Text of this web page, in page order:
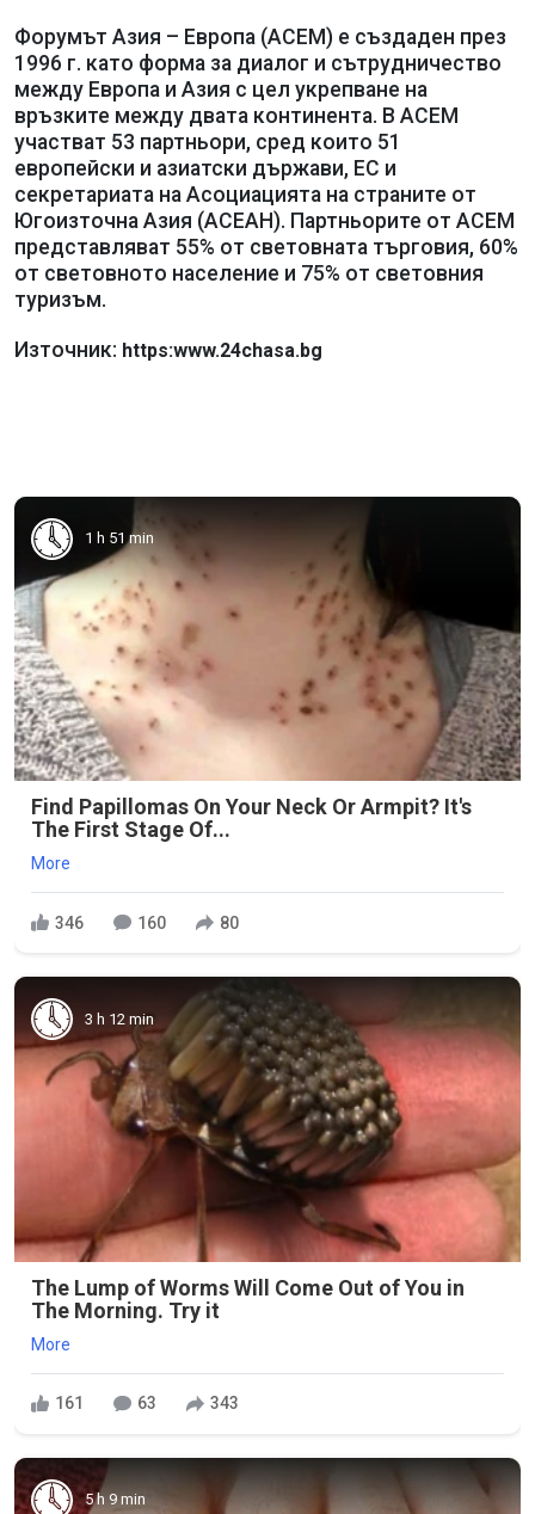
Форумът Азия – Европа (АСЕМ) е създаден през
1996 г. като форма за диалог и сътрудничество
между Европа и Азия с цел укрепване на
връзките между двата континента. В АСЕМ
участват 53 партньори, сред които 51
европейски и азиатски държави, ЕС и
секретариата на Асоциацията на страните от
Югоизточна Азия (АСЕАН). Партньорите от АСЕМ
представляват 55% от световната търговия, 60%
от световното население и 75% от световния
туризъм.
Източник: https:www.24chasa.bg
1 h 51 min
Find Papillomas On Your Neck Or Armpit? It's
The First Stage Of...
More
346 160 80
3 h 12 min
The Lump of Worms Will Come Out of You in
The Morning. Try it
More
161 63 343
5 h 9 min